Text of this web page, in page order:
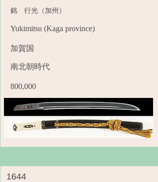
銘 行光（加州）
Yukimitsu (Kaga province)
加賀国
南北朝時代
800,000
1644